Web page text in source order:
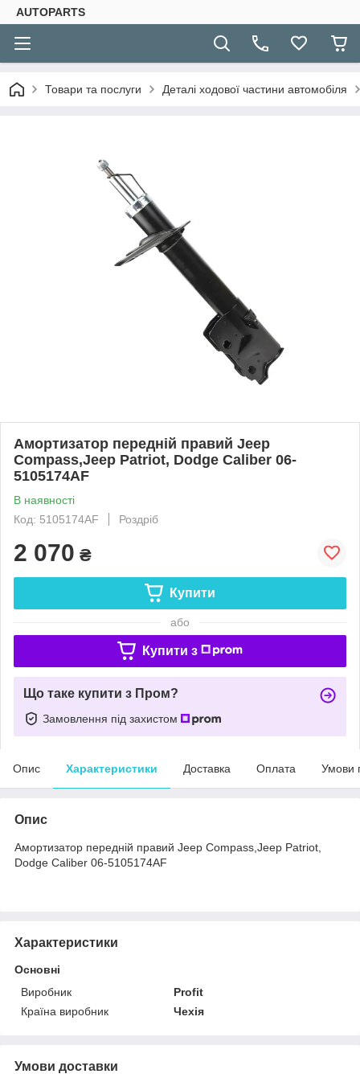
AUTOPARTS
Товари та послуги Деталі ходової частини автомобіля
Амортизатор передній правий Jeep
Compass,Jeep Patriot, Dodge Caliber 06-
5105174AF
В наявності
Код: 5105174AF
Роздріб
2 070 ₴
Купити
або
Купити з
Що таке купити з Пром?
Замовлення під захистом
Опис Характеристики Доставка Оплата Умови
Опис
Амортизатор передній правий Jeep Compass,Jeep Patriot,
Dodge Caliber 06-5105174AF
Характеристики
Основні
Виробник
Profit
Країна виробник
Чехія
Умови доставки